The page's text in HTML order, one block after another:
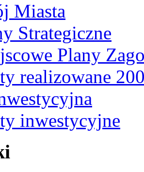
Miasta
Strategiczne
Plany
realizowane
inwestycyjne